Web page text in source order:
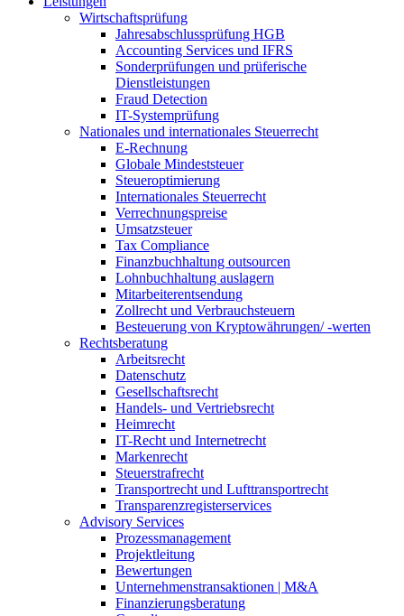
Wirtschaftsprüfung
Jahresabschlussprüfung HGB
Accounting Services und IFRS
Sonderprüfungen und prüferische
Dienstleistungen
Fraud Detection
IT-Systemprüfung
Nationales und internationales Steuerrecht
E-Rechnung
Globale Mindeststeuer
Steueroptimierung
Internationales Steuerrecht
Verrechnungspreise
Umsatzsteuer
Tax Compliance
Finanzbuchhaltung outsourcen
Lohnbuchhaltung auslagern
Mitarbeiterentsendung
Zollrecht und Verbrauchsteuern
Besteuerung von Kryptowährungen/ -werten
Rechtsberatung
Arbeitsrecht
Datenschutz
Gesellschaftsrecht
Handels- und Vertriebsrecht
Heimrecht
IT-Recht und Internetrecht
Markenrecht
Steuerstrafrecht
Transportrecht und Lufttransportrecht
Transparenzregisterservices
Advisory Services
Prozessmanagement
Projektleitung
Bewertungen
Unternehmenstransaktionen | M&A
Finanzierungsberatung